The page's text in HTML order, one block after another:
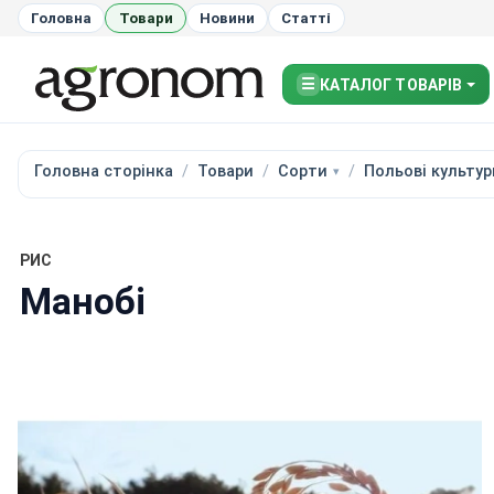
Головна Товари Новини Статті
☰ КАТАЛОГ ТОВАРІВ
Головна сторінка Товари Сорти Польові
РИС
Манобі